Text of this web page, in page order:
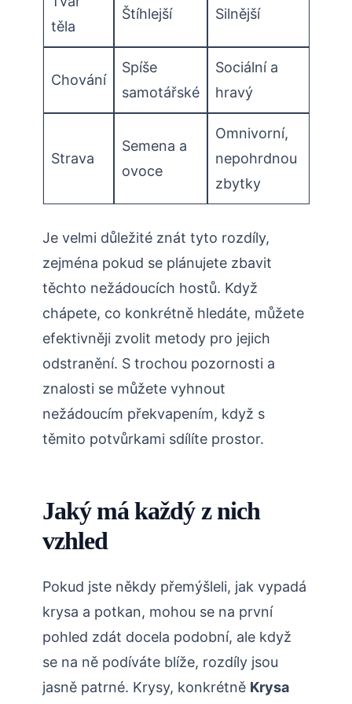
těla
Štíhlejší Silnější
Chování
Spíše
samotářské
Sociální a
hravý
Strava
Semena a
ovoce
Omnivorní,
nepohrdnou
zbytky
Je velmi důležité znát tyto rozdíly,
zejména pokud se plánujete zbavit
těchto nežádoucích hostů. Když
chápete, co konkrétně hledáte, můžete
efektivněji zvolit metody pro jejich
odstranění. S trochou pozornosti a
znalosti se můžete vyhnout
nežádoucím překvapením, když s
těmito potvůrkami sdílíte prostor.
Jaký má každý z nich
vzhled
Pokud jste někdy přemýšleli, jak vypadá
krysa a potkan, mohou se na první
pohled zdát docela podobní, ale když
se na ně podíváte blíže, rozdíly jsou
jasně patrné. Krysy, konkrétně Krysa